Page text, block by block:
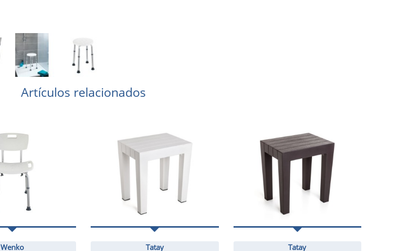
Artículos relacionados
Wenko Tatay Tatay